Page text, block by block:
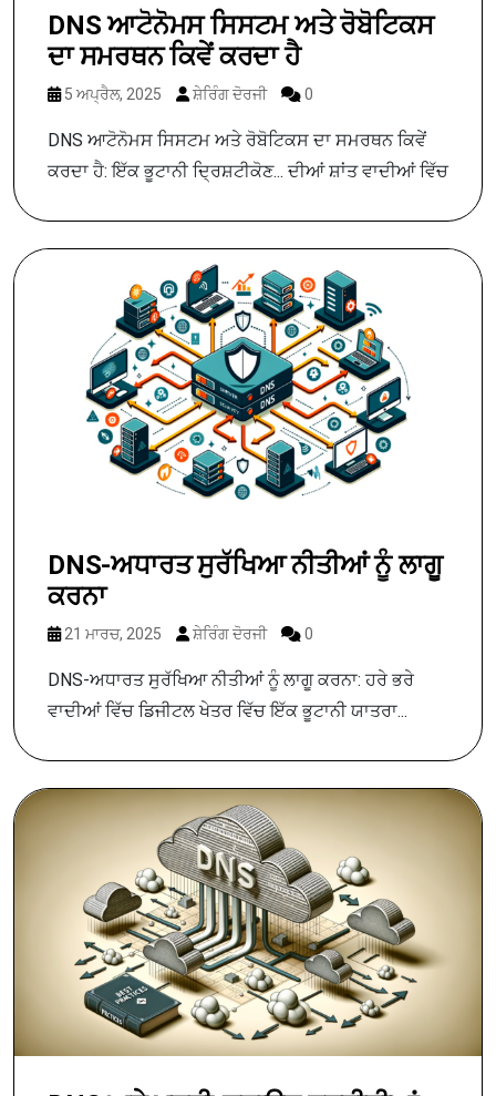
DNS ਆਟੋਨੋਮਸ ਸਿਸਟਮ ਅਤੇ ਰੋਬੋਟਿਕਸ
ਦਾ ਸਮਰਥਨ ਕਿਵੇਂ ਕਰਦਾ ਹੈ
5 ਅਪ੍ਰੈਲ, 2025 ਸ਼ੇਰਿੰਗ ਦੋਰਜੀ 0
DNS ਆਟੋਨੋਮਸ ਸਿਸਟਮ ਅਤੇ ਰੋਬੋਟਿਕਸ ਦਾ ਸਮਰਥਨ ਕਿਵੇਂ
ਕਰਦਾ ਹੈ: ਇੱਕ ਭੂਟਾਨੀ ਦ੍ਰਿਸ਼ਟੀਕੋਣ... ਦੀਆਂ ਸ਼ਾਂਤ ਵਾਦੀਆਂ ਵਿੱਚ
DNS-ਅਧਾਰਤ ਸੁਰੱਖਿਆ ਨੀਤੀਆਂ ਨੂੰ ਲਾਗੂ
ਕਰਨਾ
21 ਮਾਰਚ, 2025 ਸ਼ੇਰਿੰਗ ਦੋਰਜੀ 0
DNS-ਅਧਾਰਤ ਸੁਰੱਖਿਆ ਨੀਤੀਆਂ ਨੂੰ ਲਾਗੂ ਕਰਨਾ: ਹਰੇ ਭਰੇ
ਵਾਦੀਆਂ ਵਿੱਚ ਡਿਜੀਟਲ ਖੇਤਰ ਵਿੱਚ ਇੱਕ ਭੂਟਾਨੀ ਯਾਤਰਾ...